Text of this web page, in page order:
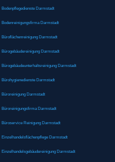
Bodenpflegedienste Darmstadt
Bodenreinigungsfirma Darmstadt
Büroflächenreinigung Darmstadt
Bürogebäudereinigung Darmstadt
Bürogebäudeunterhaltsreinigung Darmstadt
Bürohygienedienste Darmstadt
Büroreinigung Darmstadt
Büroreinigungsfirma Darmstadt
Büroservice Reinigung Darmstadt
Einzelhandelsflächenpflege Darmstadt
Einzelhandelsgebäudereinigung Darmstadt